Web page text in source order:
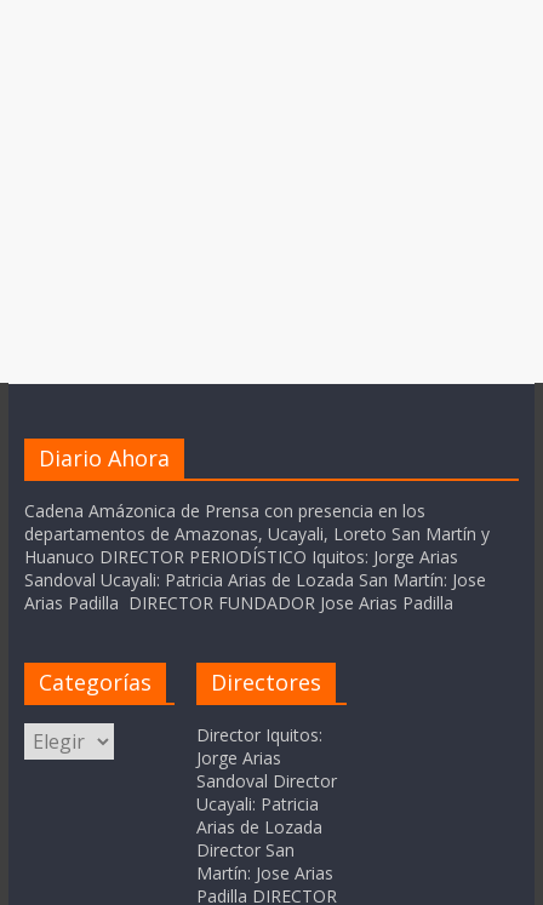
Diario Ahora
Cadena Amázonica de Prensa con presencia en los
departamentos de Amazonas, Ucayali, Loreto San Martín y
Huanuco DIRECTOR PERIODÍSTICO Iquitos: Jorge Arias
Sandoval Ucayali: Patricia Arias de Lozada San Martín: Jose
Arias Padilla DIRECTOR FUNDADOR Jose Arias Padilla
Categorías
Categorías
Directores
Director Iquitos:
Jorge Arias
Sandoval Director
Ucayali: Patricia
Arias de Lozada
Director San
Martín: Jose Arias
Padilla DIRECTOR